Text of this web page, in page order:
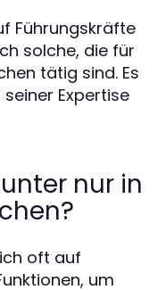
Führungskräfte
solche, die für
tätig sind. Es
Expertise
nur in
oft auf
um